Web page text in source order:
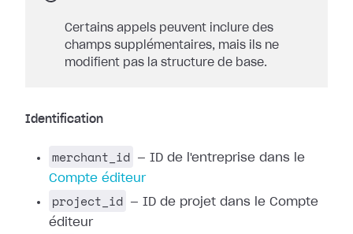
Certains appels peuvent inclure des
champs supplémentaires, mais ils ne
modifient pas la structure de base.
Identification
merchant_id
— ID de l'entreprise dans le
Compte éditeur
project_id
— ID de projet dans le Compte
éditeur